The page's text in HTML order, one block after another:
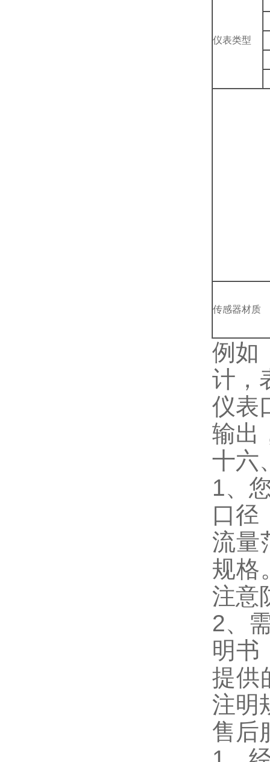
仪表类型
传感器材质
例如
计，
仪表
输出
十六
1、
口径
流量
规格
注意
2、
明书
提供
注明
售后